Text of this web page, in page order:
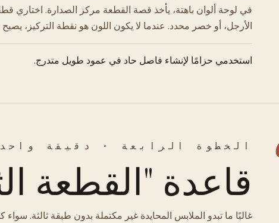
في لوحة ألوان باهتة، يأخذ قصة القطعة مركز الصدارة. اختاري
الأرجل، أو خصر محدد. عندما لا يكون اللون هو نقطة التركيز،
استخدمي حزامًا لإنشاء فاصل حاد في عمود طويل متدرج.
الخطوة الرابعة · دقيقة
قاعدة "القطعة
غالبًا ما تبدو الملابس المحايدة غير مكتملة بدون طبقة ثالثة.